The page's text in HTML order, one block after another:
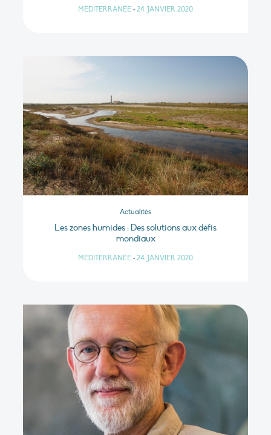
MÉDITERRANÉE • 24 JANVIER 2020
Actualités
Les zones humides : Des solutions aux défis
mondiaux
MÉDITERRANÉE • 24 JANVIER 2020